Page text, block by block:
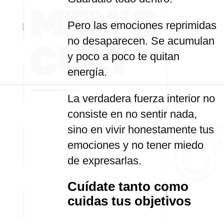
Pero las emociones reprimidas
no desaparecen. Se acumulan
y poco a poco te quitan
energía.
La verdadera fuerza interior no
consiste en no sentir nada,
sino en vivir honestamente tus
emociones y no tener miedo
de expresarlas.
Cuídate tanto como
cuidas tus objetivos